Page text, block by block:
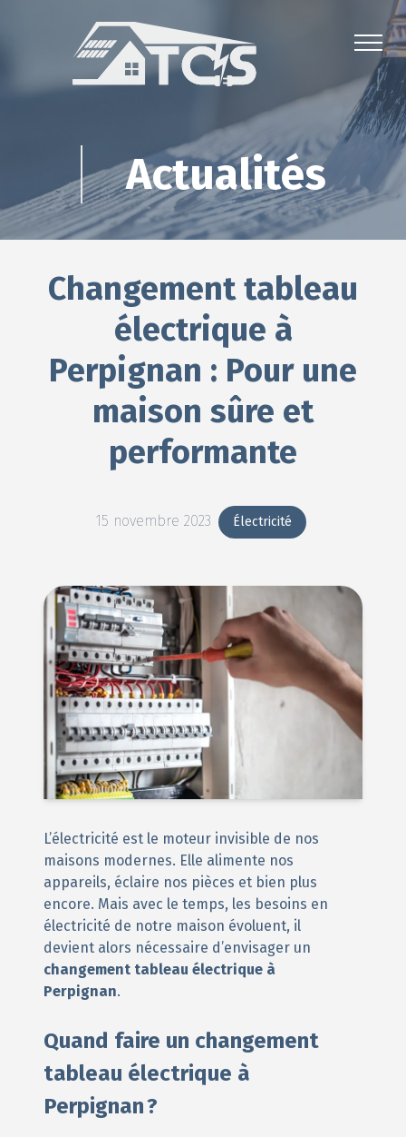
Actualités
Changement tableau
électrique à
Perpignan : Pour une
maison sûre et
performante
15 novembre 2023 Électricité
L’électricité est le moteur invisible de nos
maisons modernes. Elle alimente nos
appareils, éclaire nos pièces et bien plus
encore. Mais avec le temps, les besoins en
électricité de notre maison évoluent, il
devient alors nécessaire d’envisager un
changement tableau électrique à
Perpignan.
Quand faire un changement
tableau électrique à
Perpignan ?